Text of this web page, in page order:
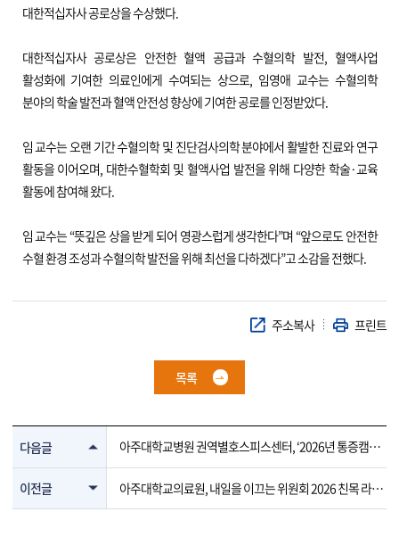
대한적십자사 공로상을 수상했다.
대한적십자사 공로상은 안전한 혈액 공급과 수혈의학 발전, 혈액사업
활성화에 기여한 의료인에게 수여되는 상으로, 임영애 교수는 수혈의학
분야의 학술 발전과 혈액 안전성 향상에 기여한 공로를 인정받았다.
임 교수는 오랜 기간 수혈의학 및 진단검사의학 분야에서 활발한 진료와 연구
활동을 이어오며, 대한수혈학회 및 혈액사업 발전을 위해 다양한 학술·교육
활동에 참여해 왔다.
임 교수는 “뜻깊은 상을 받게 되어 영광스럽게 생각한다”며 “앞으로도 안전한
수혈 환경 조성과 수혈의학 발전을 위해 최선을 다하겠다”고 소감을 전했다.
주소복사 프린트
목록
다음글
아주대학교병원 권역별호스피스센터, ‘2026년 통증캠페
인’ 개최
이전글
아주대학교의료원, 내일을 이끄는 위원회 2026 친목 라운
딩 개최